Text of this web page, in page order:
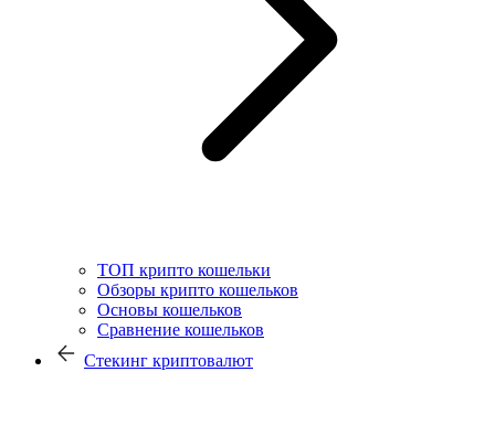
ТОП крипто кошельки
Обзоры крипто кошельков
Основы кошельков
Сравнение кошельков
Стекинг криптовалют